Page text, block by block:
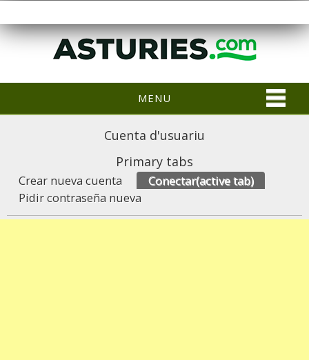
MENU
Cuenta d'usuariu
Primary tabs
Crear nueva cuenta Conectar(active tab)
Pidir contraseña nueva